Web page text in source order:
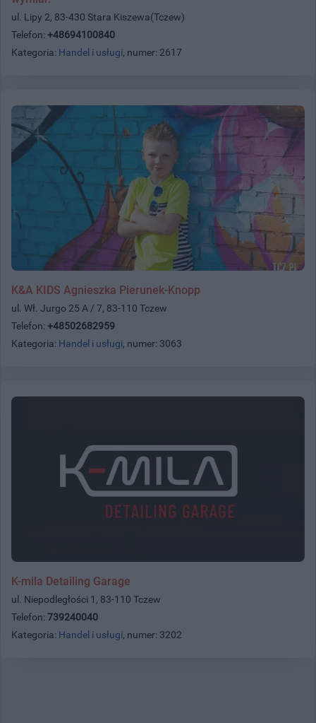
ul. Lipy 2, 83-430 Stara Kiszewa(Tczew)
Telefon: +48694100840
Kategoria: Handel i usługi, numer: 2617
K&A KIDS Agnieszka Pierunek-Knopp
ul. Wł. Jurgo 25 A / 7, 83-110 Tczew
Telefon: +48502682959
Kategoria: Handel i usługi, numer: 3063
K-mila Detailing Garage
ul. Niepodległości 1, 83-110 Tczew
Telefon: 739240040
Kategoria: Handel i usługi, numer: 3202